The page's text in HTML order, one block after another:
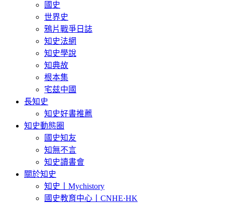
國史
世界史
鴉片戰爭日誌
知史法網
知史學說
知典故
根本集
宅兹中國
長知史
知史好書推薦
知史動態圈
國史知友
知無不言
知史讀書會
關於知史
知史丨Mychistory
國史教育中心丨CNHE·HK